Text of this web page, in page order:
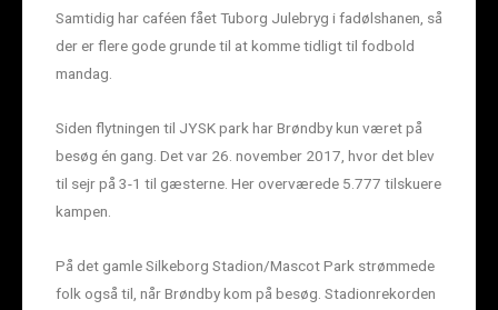
Samtidig har caféen fået Tuborg Julebryg i fadølshanen, så
der er flere gode grunde til at komme tidligt til fodbold
mandag.
Siden flytningen til JYSK park har Brøndby kun været på
besøg én gang. Det var 26. november 2017, hvor det blev
til sejr på 3-1 til gæsterne. Her overværede 5.777 tilskuere
kampen.
På det gamle Silkeborg Stadion/Mascot Park strømmede
folk også til, når Brøndby kom på besøg. Stadionrekorden